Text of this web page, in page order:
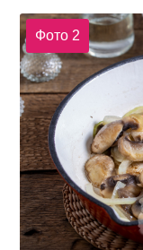
Фото 2